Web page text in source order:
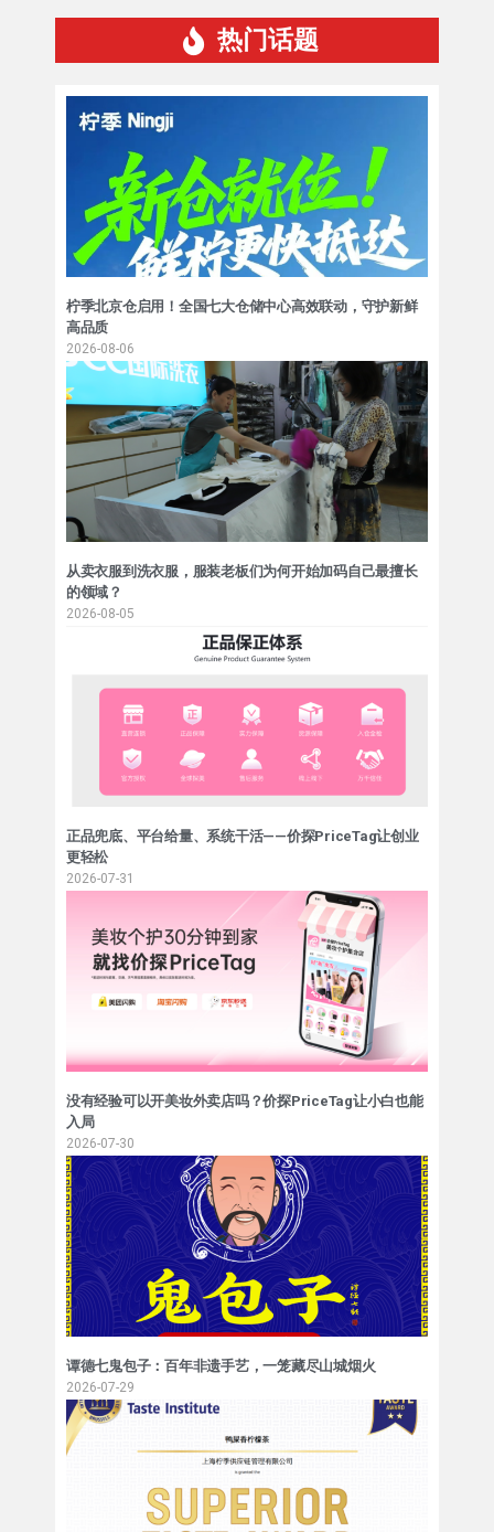
热门话题
柠季北京仓启用！全国七大仓储中心高效联动，守护新鲜
高品质
2026-08-06
从卖衣服到洗衣服，服装老板们为何开始加码自己最擅长
的领域？
2026-08-05
正品兜底、平台给量、系统干活——价探PriceTag让创业
更轻松
2026-07-31
没有经验可以开美妆外卖店吗？价探PriceTag让小白也能
入局
2026-07-30
谭德七鬼包子：百年非遗手艺，一笼藏尽山城烟火
2026-07-29